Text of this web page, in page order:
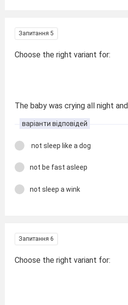
Запитання 5
Choose the right variant for:
The baby was crying all night and
варіанти відповідей
not sleep like a dog
not be fast asleep
not sleep a wink
Запитання 6
Choose the right variant for: